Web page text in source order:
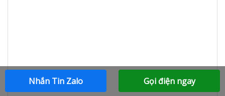
Nhắn Tin Zalo Gọi điện ngay